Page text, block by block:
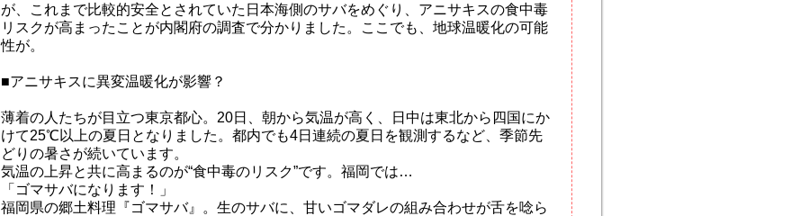
が、これまで比較的安全とされていた日本海側のサバをめぐり、アニサキスの食中毒
リスクが高まったことが内閣府の調査で分かりました。ここでも、地球温暖化の可能
性が。
■アニサキスに異変温暖化が影響？
薄着の人たちが目立つ東京都心。20日、朝から気温が高く、日中は東北から四国にか
けて25℃以上の夏日となりました。都内でも4日連続の夏日を観測するなど、季節先
どりの暑さが続いています。
気温の上昇と共に高まるのが“食中毒のリスク”です。福岡では…
「ゴマサバになります！」
福岡県の郷土料理『ゴマサバ』。生のサバに、甘いゴマダレの組み合わせが舌を唸ら